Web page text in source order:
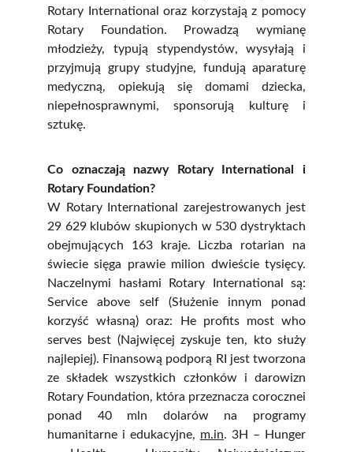
Rotary International oraz korzystają z pomocy
Rotary Foundation. Prowadzą wymianę
młodzieży, typują stypendystów, wysyłają i
przyjmują grupy studyjne, fundują aparaturę
medyczną, opiekują się domami dziecka,
niepełnosprawnymi, sponsorują kulturę i
sztukę.
Co oznaczają nazwy Rotary International i
Rotary Foundation?
W Rotary International zarejestrowanych jest
29 629 klubów skupionych w 530 dystryktach
obejmujących 163 kraje. Liczba rotarian na
świecie sięga prawie milion dwieście tysięcy.
Naczelnymi hasłami Rotary International są:
Service above self (Służenie innym ponad
korzyść własną) oraz: He profits most who
serves best (Najwięcej zyskuje ten, kto służy
najlepiej). Finansową podporą RI jest tworzona
ze składek wszystkich członków i darowizn
Rotary Foundation, która przeznacza corocznei
ponad 40 mln dolarów na programy
humanitarne i edukacyjne, m.in. 3H – Hunger